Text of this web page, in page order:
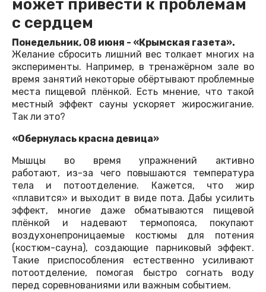
может привести к проблемам
с сердцем
Понедельник, 08 июня - «Крымская газета».
Желание сбросить лишний вес толкает многих на
эксперименты. Например, в тренажёрном зале во
время занятий некоторые обёртывают проблемные
места пищевой плёнкой. Есть мнение, что такой
местный эффект сауны ускоряет жиросжигание.
Так ли это?
«Обернулась красна девица»
Мышцы во время упражнений активно
работают, из-за чего повышаются температура
тела и потоотделение. Кажется, что жир
«плавится» и выходит в виде пота. Дабы усилить
эффект, многие даже обматываются пищевой
плёнкой и надевают термопояса, покупают
воздухонепроницаемые костюмы для потения
(костюм-сауна), создающие парниковый эффект.
Такие приспособления естественно усиливают
потоотделение, помогая быстро согнать воду
перед соревнованиями или важным событием.